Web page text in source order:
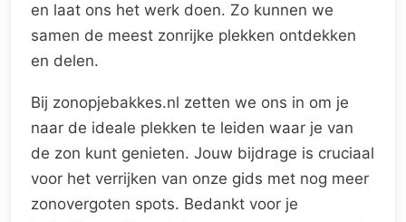
en laat ons het werk doen. Zo kunnen we
samen de meest zonrijke plekken ontdekken
en delen.
Bij zonopjebakkes.nl zetten we ons in om je
naar de ideale plekken te leiden waar je van
de zon kunt genieten. Jouw bijdrage is cruciaal
voor het verrijken van onze gids met nog meer
zonovergoten spots. Bedankt voor je